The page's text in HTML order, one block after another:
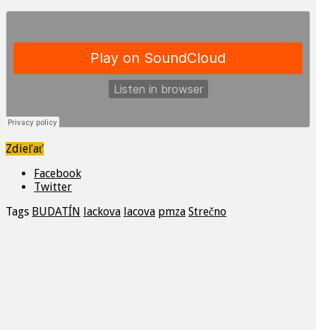
Zdieľať
Facebook
Twitter
Tags BUDATÍN lackova lacova pmza Strečno